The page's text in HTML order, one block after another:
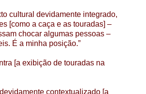
cultural devidamente integrado,
[como a caça e as touradas] –
chocar algumas pessoas –
É a minha posição.”
[a exibição de touradas na
contextualizado [a